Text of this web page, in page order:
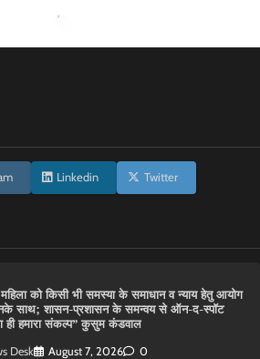
Linkedin Twitter
महिला को किसी भी समस्या के समाधान व न्याय हेतु आयोग
साथ; शासन-प्रशासन के समन्वय से ऑन-द-स्पॉट
ही हमारा संकल्प” कुसुम कंडवाल
Desk August 7, 2026 0